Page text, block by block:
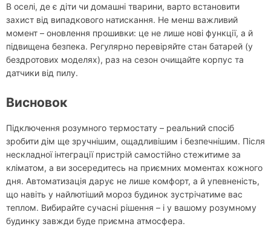
В оселі, де є діти чи домашні тварини, варто встановити
захист від випадкового натискання. Не менш важливий
момент – оновлення прошивки: це не лише нові функції, а й
підвищена безпека. Регулярно перевіряйте стан батарей (у
бездротових моделях), раз на сезон очищайте корпус та
датчики від пилу.
Висновок
Підключення розумного термостату – реальний спосіб
зробити дім ще зручнішим, ощадливішим і безпечнішим. Після
нескладної інтеграції пристрій самостійно стежитиме за
кліматом, а ви зосередитесь на приємних моментах кожного
дня. Автоматизація дарує не лише комфорт, а й упевненість,
що навіть у найлютіший мороз будинок зустрічатиме вас
теплом. Вибирайте сучасні рішення – і у вашому розумному
будинку завжди буде приємна атмосфера.